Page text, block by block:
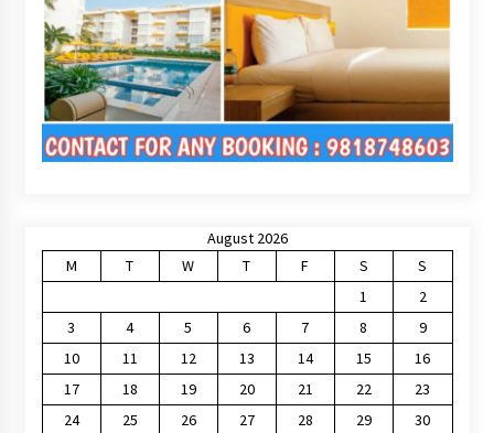
August 2026
M
T W T F S
S
1
2
3
4 5 6 7 8
9
10
11 12 13 14 15
16
17
18 19 20 21 22
23
24
25 26 27 28 29
30